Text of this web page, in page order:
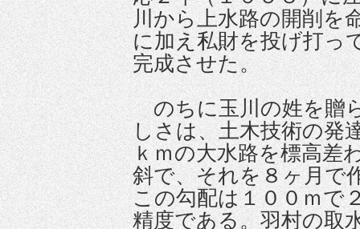
川から上水路の開削を
に加え私財を投げ打っ
完成させた。
のちに玉川の姓を贈
しさは、土木技術の発
ｋｍの大水路を標高差
斜で、それを８ヶ月で
この勾配は１００ｍで
精度である。羽村の取